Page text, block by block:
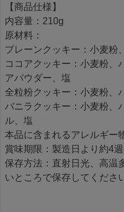
【商品仕様】
内容量：210g
原材料：
プレーンクッキー：小麦粉
ココアクッキー：小麦粉、
アパウダー、塩
全粒粉クッキー：小麦粉、
バニラクッキー：小麦粉、
ル、塩
本品に含まれるアレルギー
賞味期限：製造日より約4
保存方法：直射日光、高温
いところで保存してくださ